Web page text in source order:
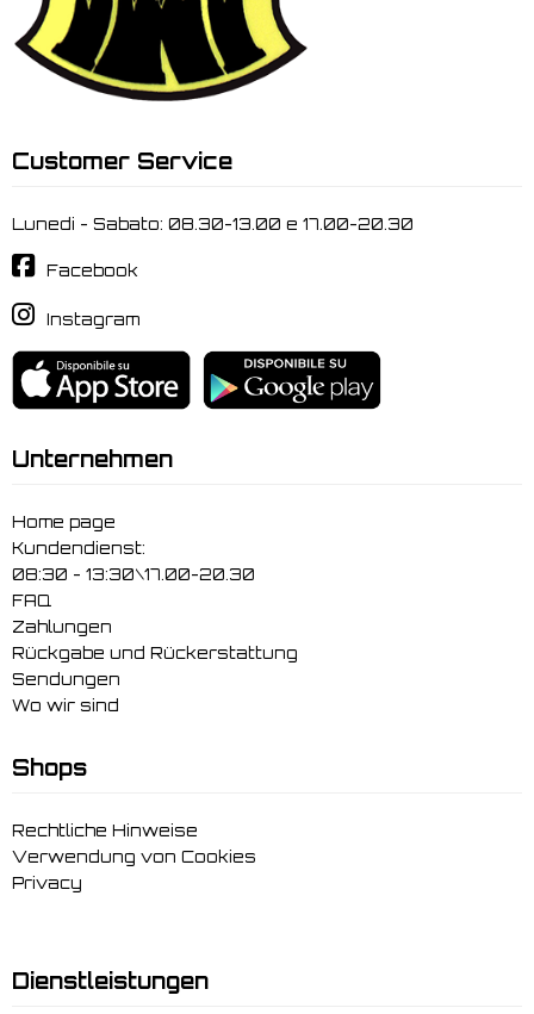
Customer Service
Lunedi - Sabato: 08.30-13.00 e 17.00-20.30
Facebook
Instagram
Unternehmen
Home page
Kundendienst:
08:30 - 13:30\17.00-20.30
FAQ
Zahlungen
Rückgabe und Rückerstattung
Sendungen
Wo wir sind
Shops
Rechtliche Hinweise
Verwendung von Cookies
Privacy
Dienstleistungen